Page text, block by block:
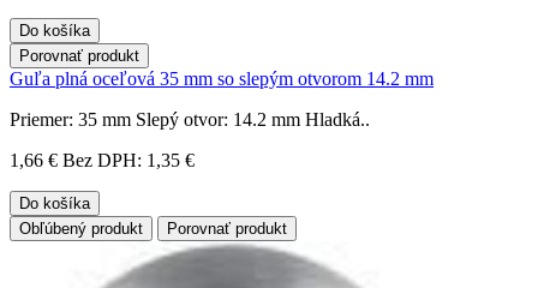
Do košíka
Porovnať produkt
Guľa plná oceľová 35 mm so slepým otvorom 14.2 mm
Priemer: 35 mm Slepý otvor: 14.2 mm Hladká..
1,66 € Bez DPH: 1,35 €
Do košíka
Obľúbený produkt
Porovnať produkt